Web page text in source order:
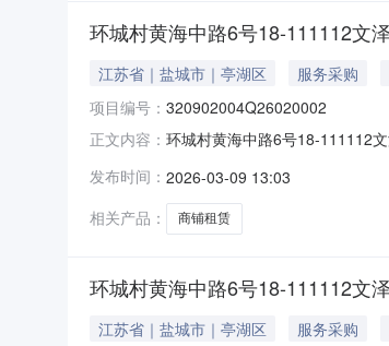
环城村黄海中路6号18-111112文
江苏省｜盐城市｜亭湖区 服务采购
项目编号： 320902004Q26020002
正文内容： 环城村黄海中路6号18-111112
黄海中路6号18-（111-112）文
发布时间： 2026-03-09 13:03
相关产品：
商铺租赁
环城村黄海中路6号18-111112文
江苏省｜盐城市｜亭湖区 服务采购